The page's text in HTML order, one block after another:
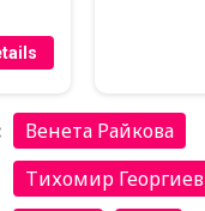
Венета Райкова
Тихомир Георгиев